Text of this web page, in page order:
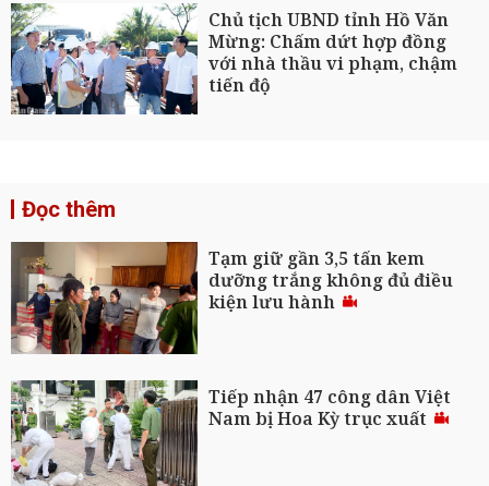
Chủ tịch UBND tỉnh Hồ Văn
Mừng: Chấm dứt hợp đồng
với nhà thầu vi phạm, chậm
tiến độ
Đọc thêm
Tạm giữ gần 3,5 tấn kem
dưỡng trắng không đủ điều
kiện lưu hành
Tiếp nhận 47 công dân Việt
Nam bị Hoa Kỳ trục xuất